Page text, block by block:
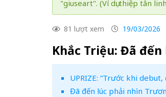
"giuseart". (Ví dụ: thiệp tân
81 lượt xem 19/03/2026
Khắc Triệu: Đã
UPRIZE: “Trước khi
Đã đến lúc phải nhìn